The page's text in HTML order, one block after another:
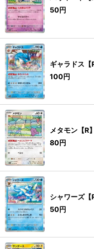
50円
ギャラドス
100円
メタモン【
80円
シャワーズ
50円